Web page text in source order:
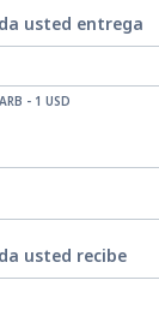
usted entrega
- 1 USD
usted recibe